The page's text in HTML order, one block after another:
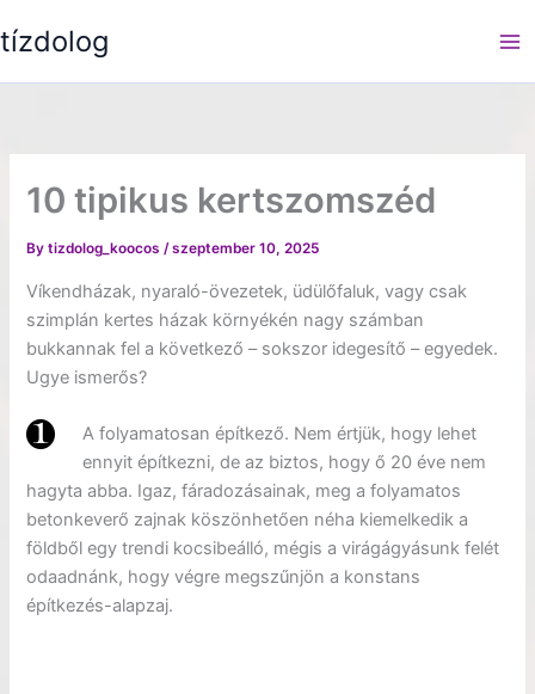
to
tízdolog
10 tipikus kertszomszéd
Bytizdolog_koocos/szeptember 10, 2025
Víkendházak, nyaraló-övezetek, üdülőfaluk, vagy csak
szimplán kertes házak környékén nagy számban
bukkannak fel a következő – sokszor idegesítő – egyedek.
Ugye ismerős?
A folyamatosan építkező. Nem értjük, hogy lehet
ennyit építkezni, de az biztos, hogy ő 20 éve nem
hagyta abba. Igaz, fáradozásainak, meg a folyamatos
betonkeverő zajnak köszönhetően néha kiemelkedik a
földből egy trendi kocsibeálló, mégis a virágágyásunk felét
odaadnánk, hogy végre megszűnjön a konstans
építkezés-alapzaj.